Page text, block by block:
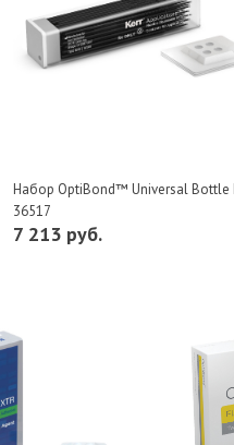
Набор OptiBond™ Universal Bottle
36517
7 213 руб.